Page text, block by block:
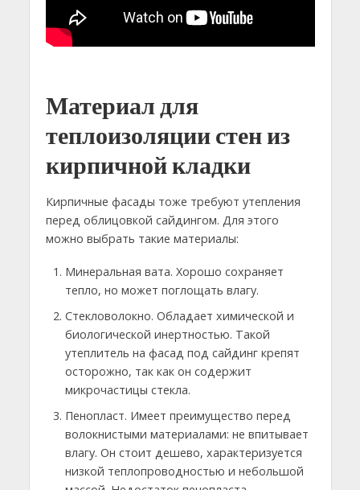
Материал для
теплоизоляции стен из
кирпичной кладки
Кирпичные фасады тоже требуют утепления
перед облицовкой сайдингом. Для этого
можно выбрать такие материалы:
Минеральная вата. Хорошо сохраняет
тепло, но может поглощать влагу.
Стекловолокно. Обладает химической и
биологической инертностью. Такой
утеплитель на фасад под сайдинг крепят
осторожно, так как он содержит
микрочастицы стекла.
Пенопласт. Имеет преимущество перед
волокнистыми материалами: не впитывает
влагу. Он стоит дешево, характеризуется
низкой теплопроводностью и небольшой